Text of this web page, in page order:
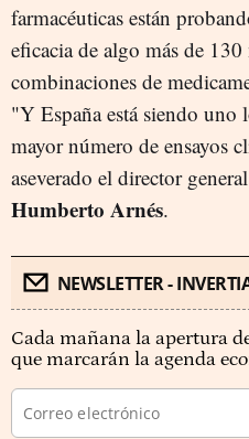
farmacéuticas están
eficacia de algo más de
combinaciones de
"Y España está siendo uno
mayor número de ensayos
aseverado el director
Humberto Arnés.
NEWSLETTER -
Cada mañana la apertura
que marcarán la agenda